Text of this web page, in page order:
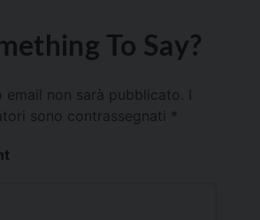
To Say?
email non sarà pubblicato.
sono contrassegnati *